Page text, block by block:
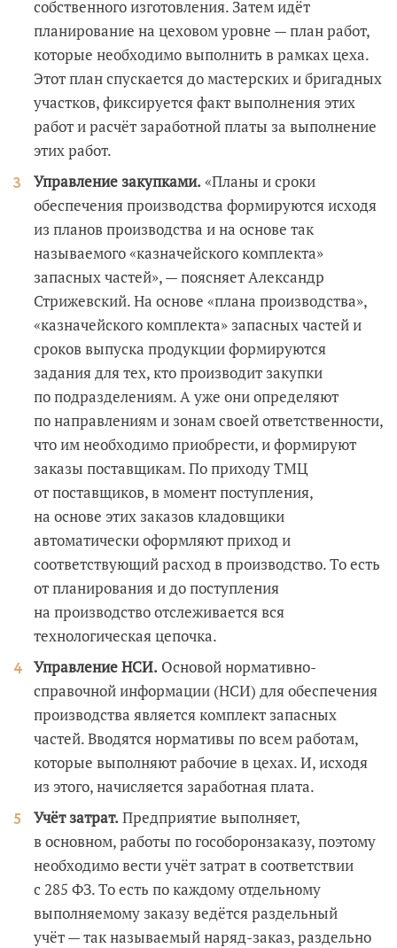
собственного изготовления. Затем идёт
планирование на цеховом уровне — план работ,
которые необходимо выполнить в рамках цеха.
Этот план спускается до мастерских и бригадных
участков, фиксируется факт выполнения этих
работ и расчёт заработной платы за выполнение
этих работ.
Управление закупками.«Планы и сроки
обеспечения производства формируются исходя
из планов производства и на основе так
называемого «казначейского комплекта»
запасных частей», — поясняет Александр
Стрижевский. На основе «плана производства»,
«казначейского комплекта» запасных частей и
сроков выпуска продукции формируются
задания для тех, кто производит закупки
по подразделениям. А уже они определяют
по направлениям и зонам своей ответственности,
что им необходимо приобрести, и формируют
заказы поставщикам. По приходу ТМЦ
от поставщиков, в момент поступления,
на основе этих заказов кладовщики
автоматически оформляют приход и
соответствующий расход в производство. То есть
от планирования и до поступления
на производство отслеживается вся
технологическая цепочка.
Управление НСИ. Основой нормативно-
справочной информации (НСИ) для обеспечения
производства является комплект запасных
частей. Вводятся нормативы по всем работам,
которые выполняют рабочие в цехах. И, исходя
из этого, начисляется заработная плата.
Учёт затрат.Предприятие выполняет,
в основном, работы по гособоронзаказу, поэтому
необходимо вести учёт затрат в соответствии
с 285 ФЗ. То есть по каждому отдельному
выполняемому заказу ведётся раздельный
учёт — так называемый наряд-заказ, раздельно